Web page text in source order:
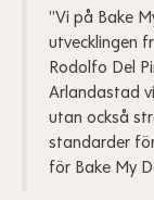
"Vi på Bake
utvecklingen
Rodolfo Del
Arlandastad
utan också
standarder
för Bake My